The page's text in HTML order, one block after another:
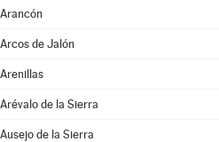
Arancón
Arcos de Jalón
Arenillas
Arévalo de la Sierra
Ausejo de la Sierra